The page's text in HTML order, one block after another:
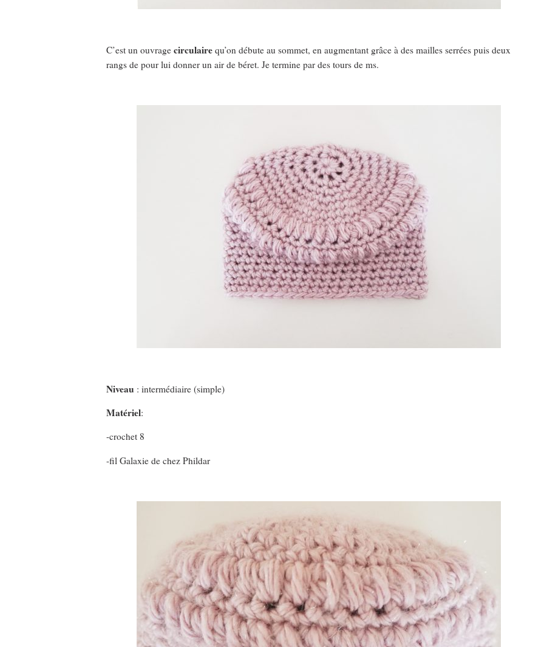
C’est un ouvrage circulaire qu’on débute au sommet, en augmentant grâce à des mailles serrées puis deux
rangs de pour lui donner un air de béret. Je termine par des tours de ms.
Niveau : intermédiaire (simple)
Matériel:
-crochet 8
-fil Galaxie de chez Phildar